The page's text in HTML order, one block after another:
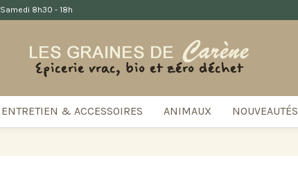
8h30 - 18h
ENTRETIEN & ACCESSOIRES ANIMAUX NOUVEAUTÉS